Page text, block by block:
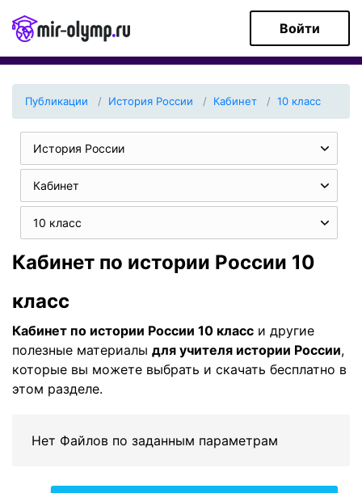
Войти
Публикации История России Кабинет 10 класс
История России
Кабинет
10 класс
Кабинет по истории России 10
класс
Кабинет по истории России 10 класс и другие
полезные материалы для учителя истории России,
которые вы можете выбрать и скачать бесплатно в
этом разделе.
Нет Файлов по заданным параметрам